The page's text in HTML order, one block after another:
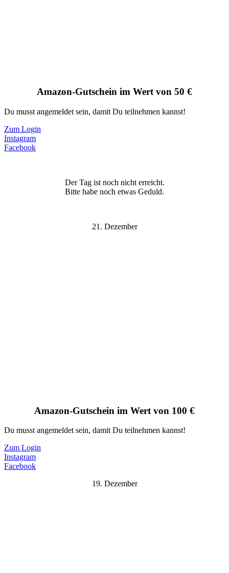
Amazon-Gutschein im Wert von 50 €
Du musst angemeldet sein, damit Du teilnehmen kannst!
Zum Login
Instagram
Facebook
Der Tag ist noch nicht erreicht.
Bitte habe noch etwas Geduld.
21. Dezember
Amazon-Gutschein im Wert von 100 €
Du musst angemeldet sein, damit Du teilnehmen kannst!
Zum Login
Instagram
Facebook
19. Dezember